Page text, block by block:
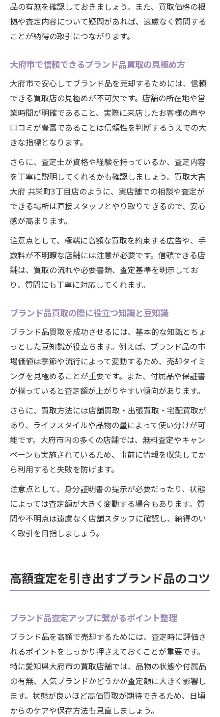
品の有無を確認しておきましょう。また、買取価格の根
拠や査定内容について疑問があれば、遠慮なく質問する
ことが納得の取引につながります。
大府市で信頼できるブランド品買取の見極め方
大府市で安心してブランド品を売却するためには、信頼
できる買取店の見極めが不可欠です。店舗の所在地や営
業時間が明確であること、実際に来店したお客様の声や
口コミが豊富であることは信頼性を判断するうえでの大
きな指標となります。
さらに、査定士が資格や経験を持っているか、査定内容
を丁寧に説明してくれるかも確認しましょう。買取大吉
大府 共栄町3丁目店のように、実店舗での相談や査定が
できる場所は直接スタッフとやり取りできるので、安心
感が高まります。
注意点として、極端に高額な買取を約束する広告や、手
数料が不明瞭な店舗には注意が必要です。信頼できる店
舗は、買取の流れや必要書類、査定基準を明示してお
り、質問にも丁寧に対応してくれます。
ブランド品買取の際に役立つ知識と豆知識
ブランド品買取を成功させるには、基本的な知識とちょ
っとした豆知識が役立ちます。例えば、ブランド品の市
場価値は季節や流行によって変動するため、売却タイミ
ングを見極めることが重要です。また、付属品や保証書
が揃っていると査定額が上がりやすい傾向があります。
さらに、買取方法には店舗買取・出張買取・宅配買取が
あり、ライフスタイルや品物の量によって使い分けが可
能です。大府市内の多くの店舗では、無料査定やキャン
ペーンも実施されているため、事前に情報を収集してか
ら利用すると失敗を防げます。
注意点として、身分証明書の提示が必要だったり、状態
によっては査定額が大きく変動する場合もあります。質
問や不明点は遠慮なく店舗スタッフに確認し、納得のい
く取引を目指しましょう。
高額査定を引き出すブランド品のコツ
ブランド品査定アップに繋がるポイント整理
ブランド品を高額で売却するためには、査定時に評価さ
れるポイントをしっかり押さえておくことが重要です。
特に愛知県大府市の買取店舗では、品物の状態や付属品
の有無、人気ブランドかどうかが査定額に大きく影響し
ます。状態が良いほど高価買取が期待できるため、日頃
からのケアや保存方法も見直しましょう。